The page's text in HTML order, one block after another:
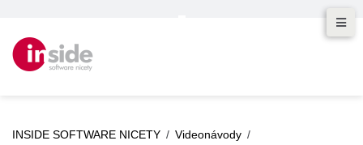
INSIDE SOFTWARE NICETY / Videonávody /